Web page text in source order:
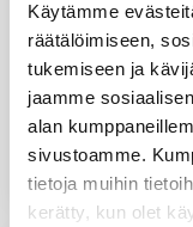
Käytämme
räätälöimiseen,
tukemiseen ja
jaamme
alan
sivustoamme.
tietoja muihin
kerätty, kun olet
Softcare
rasvapesu
12.00€
Lisää